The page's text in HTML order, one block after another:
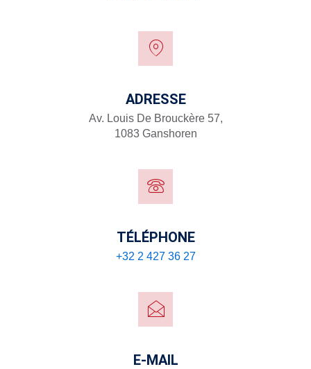
ADRESSE
Av. Louis De Brouckère 57,
1083 Ganshoren
TÉLÉPHONE
+32 2 427 36 27
E-MAIL